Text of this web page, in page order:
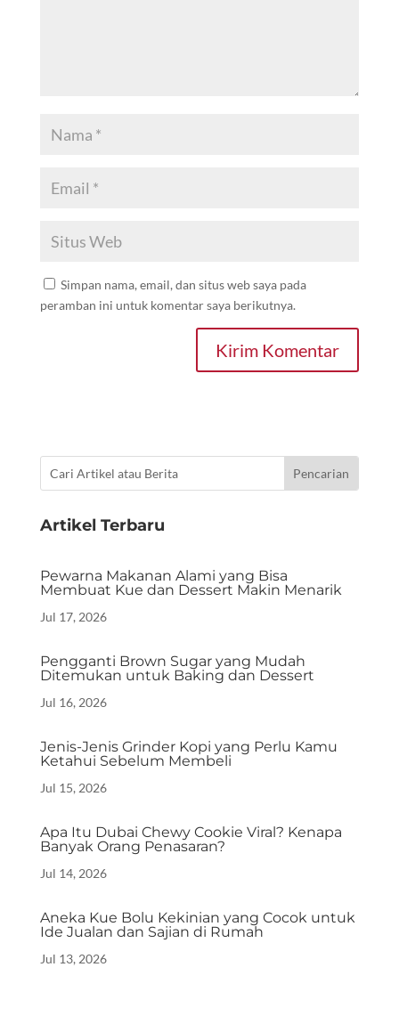
Simpan nama, email, dan situs web saya pada
peramban ini untuk komentar saya berikutnya.
Kirim Komentar
Artikel Terbaru
Pewarna Makanan Alami yang Bisa
Membuat Kue dan Dessert Makin Menarik
Jul 17, 2026
Pengganti Brown Sugar yang Mudah
Ditemukan untuk Baking dan Dessert
Jul 16, 2026
Jenis-Jenis Grinder Kopi yang Perlu Kamu
Ketahui Sebelum Membeli
Jul 15, 2026
Apa Itu Dubai Chewy Cookie Viral? Kenapa
Banyak Orang Penasaran?
Jul 14, 2026
Aneka Kue Bolu Kekinian yang Cocok untuk
Ide Jualan dan Sajian di Rumah
Jul 13, 2026